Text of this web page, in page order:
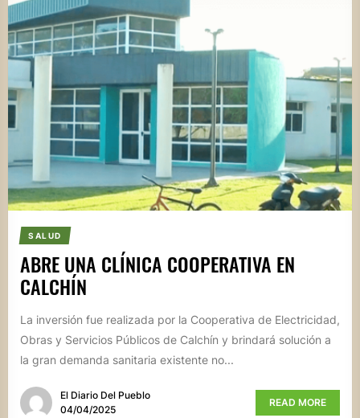
SALUD
ABRE UNA CLÍNICA COOPERATIVA EN
CALCHÍN
La inversión fue realizada por la Cooperativa de Electricidad,
Obras y Servicios Públicos de Calchín y brindará solución a
la gran demanda sanitaria existente no...
El Diario Del Pueblo
04/04/2025
READ MORE